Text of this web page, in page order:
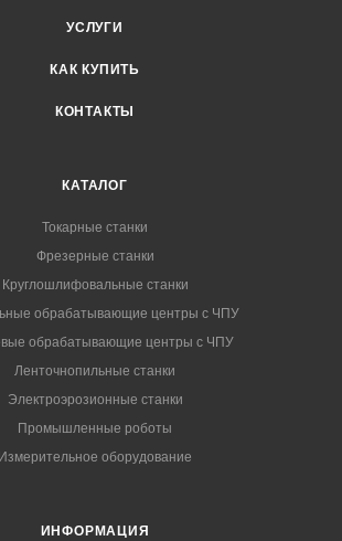
УСЛУГИ
КАК КУПИТЬ
КОНТАКТЫ
КАТАЛОГ
Токарные станки
Фрезерные станки
Круглошлифовальные станки
обрабатывающие центры с ЧПУ
обрабатывающие центры с ЧПУ
Ленточнопильные станки
Электроэрозионные станки
Промышленные роботы
Измерительное оборудование
ИНФОРМАЦИЯ